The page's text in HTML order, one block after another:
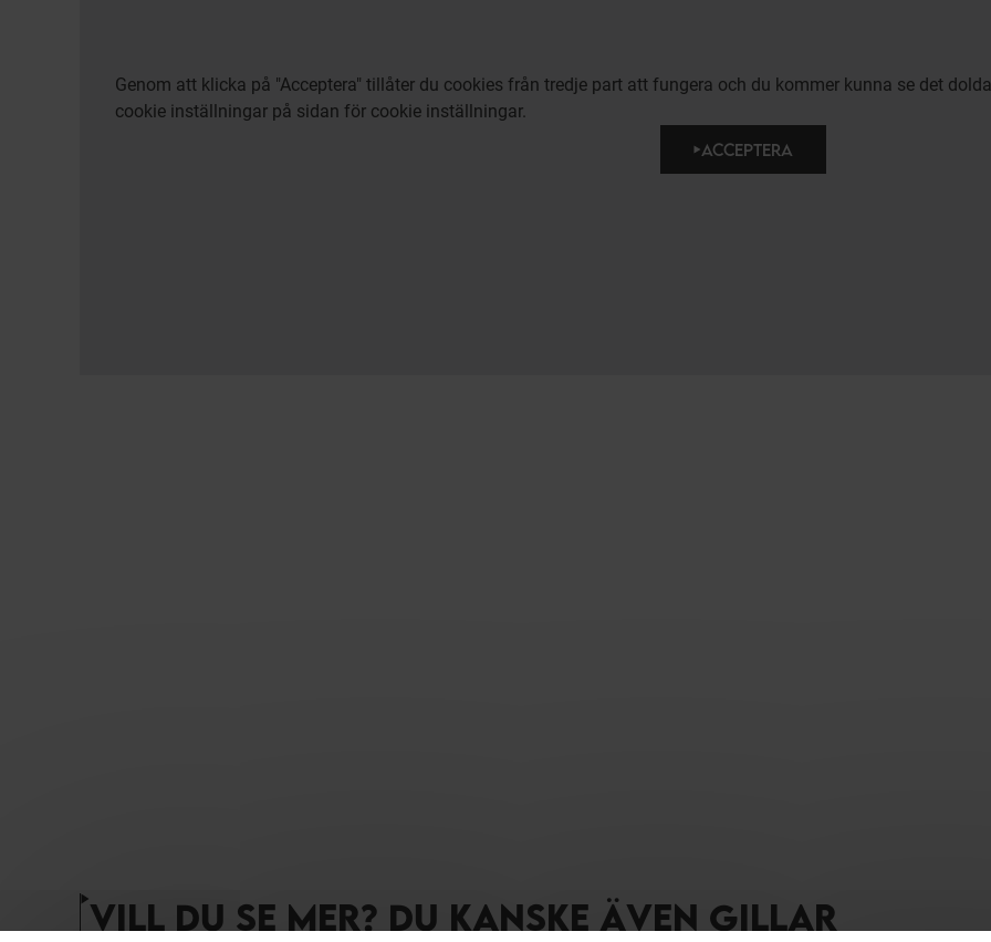
Genom att klicka på "Acceptera" tillåter du cookies från tredje part att fungera och du kommer kunna se det
cookie inställningar på sidan för cookie inställningar.
ACCEPTERA
VILL DU SE MER? DU KANSKE ÄVEN GILLAR